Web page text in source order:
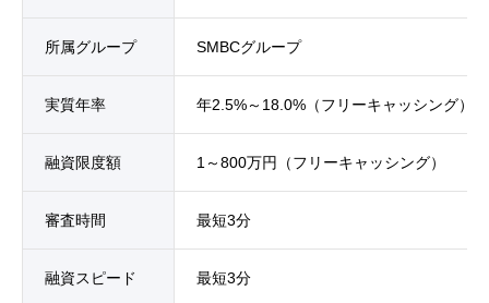
所属グループ SMBCグループ
実質年率 年2.5%～18.0%（フリーキャッシング）
融資限度額 1～800万円（フリーキャッシング）
審査時間 最短3分
融資スピード 最短3分